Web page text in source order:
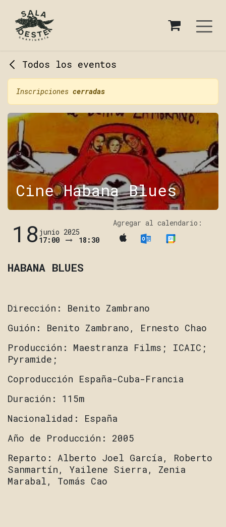
Todos los eventos
Inscripciones cerradas
Cine Habana Blues
18 junio 2025
17:00
18:30
Agregar al calendario:
HABANA BLUES
Dirección: Benito Zambrano
Guión: Benito Zambrano, Ernesto Chao
Producción: Maestranza Films; ICAIC;
Pyramide;
Coproducción España-Cuba-Francia
Duración: 115m
Nacionalidad: España
Año de Producción: 2005
Reparto: Alberto Joel García, Roberto
Sanmartín, Yailene Sierra, Zenia
Marabal, Tomás Cao